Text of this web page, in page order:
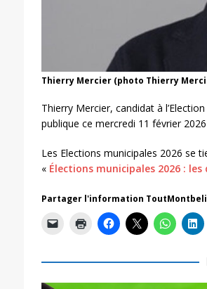
Thierry Mercier (photo Thierry
Thierry Mercier, candidat à
publique ce mercredi 11 février
Les Elections municipales 2026 se
« Élections municipales 2026 : les
Partager l'information